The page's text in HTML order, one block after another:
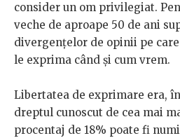
consider un om privilegiat.
veche de aproape 50 de ani
divergențelor de opinii pe
le exprima când și cum vrem.
Libertatea de exprimare era,
dreptul cunoscut de cea mai
procentaj de 18% poate fi